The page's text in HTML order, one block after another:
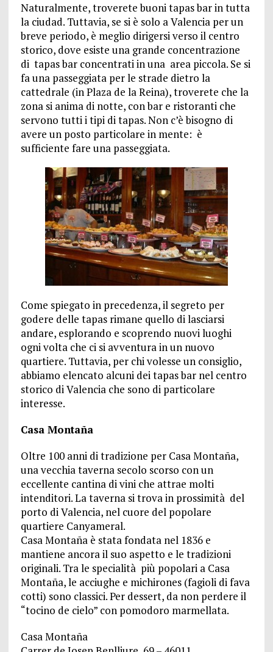
Naturalmente, troverete buoni tapas bar in tutta
la ciudad. Tuttavia, se si è solo a Valencia per un
breve periodo, è meglio dirigersi verso il centro
storico, dove esiste una grande concentrazione
di tapas bar concentrati in una area piccola. Se si
fa una passeggiata per le strade dietro la
cattedrale (in Plaza de la Reina), troverete che la
zona si anima di notte, con bar e ristoranti che
servono tutti i tipi di tapas. Non c’è bisogno di
avere un posto particolare in mente: è
sufficiente fare una passeggiata.
Come spiegato in precedenza, il segreto per
godere delle tapas rimane quello di lasciarsi
andare, esplorando e scoprendo nuovi luoghi
ogni volta che ci si avventura in un nuovo
quartiere. Tuttavia, per chi volesse un consiglio,
abbiamo elencato alcuni dei tapas bar nel centro
storico di Valencia che sono di particolare
interesse.
Casa Montaña
Oltre 100 anni di tradizione per Casa Montaña,
una vecchia taverna secolo scorso con un
eccellente cantina di vini che attrae molti
intenditori. La taverna si trova in prossimità del
porto di Valencia, nel cuore del popolare
quartiere Canyameral.
Casa Montaña è stata fondata nel 1836 e
mantiene ancora il suo aspetto e le tradizioni
originali. Tra le specialità più popolari a Casa
Montaña, le acciughe e michirones (fagioli di fava
cotti) sono classici. Per dessert, da non perdere il
“tocino de cielo” con pomodoro marmellata.
Casa Montaña